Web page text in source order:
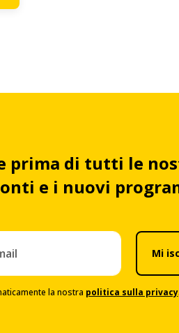
prima di tutti le
e i nuovi
Mi
la nostra politica sulla privacy.